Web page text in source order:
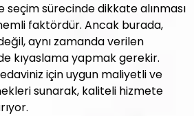
sürecinde dikkate alınması
faktördür. Ancak burada,
aynı zamanda verilen
kıyaslama yapmak gerekir.
için uygun maliyetli ve
sunarak, kaliteli hizmete